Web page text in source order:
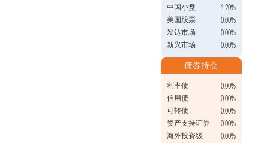
中国小盘
1.20%
美国股票
0.00%
发达市场
0.00%
新兴市场
0.00%
债券持仓
利率债
0.00%
信用债
0.00%
可转债
0.00%
资产支持证券
0.00%
海外投资级
0.00%